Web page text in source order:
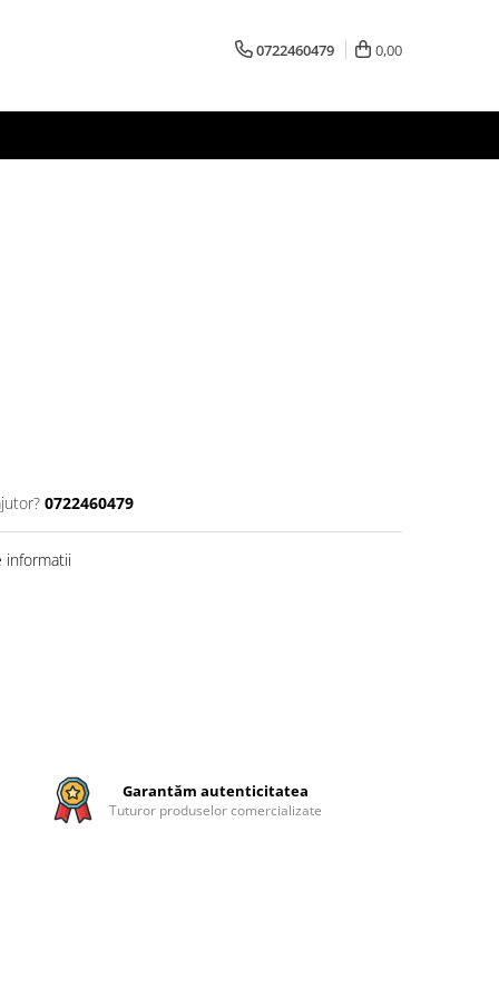
0722460479 0,00
0722460479
informatii
Garantăm autenticitatea
Tuturor produselor comercializate